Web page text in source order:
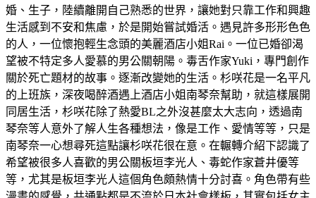
婚、生子，陸續離開自己熟悉的世界，讓她對只靠工作和興趣
生活感到不安和焦慮，於是開始嘗試婚活。遇見許多形形色色
的人，一位懷抱輕生念頭的美麗酒店小姐Rai。一位已婚卻渴
望被不特定多人愛慕的男公關朝陽。毒舌作家Yuki，專門創作
關於死亡題材的故事。逐漸改變她的生活。杉咲花是一名平凡
的上班族，深夜喝醉酒遇上酒店小姐南琴奈幫助，就這樣展開
同居生活，杉咲花除了熱愛BL之外沒甚麼太大志向，透過南
琴奈等人意外了解人生各種想法，像是工作、愛情等等，只是
南琴奈一心想尋死這點讓杉咲花很在意。在輾轉介紹下認識了
希望被很多人喜歡的男公關板垣李光人、毒蛇作家蒼井優等
等，尤其是板垣李光人這個角色頗熱情十分討喜。角色帶有些